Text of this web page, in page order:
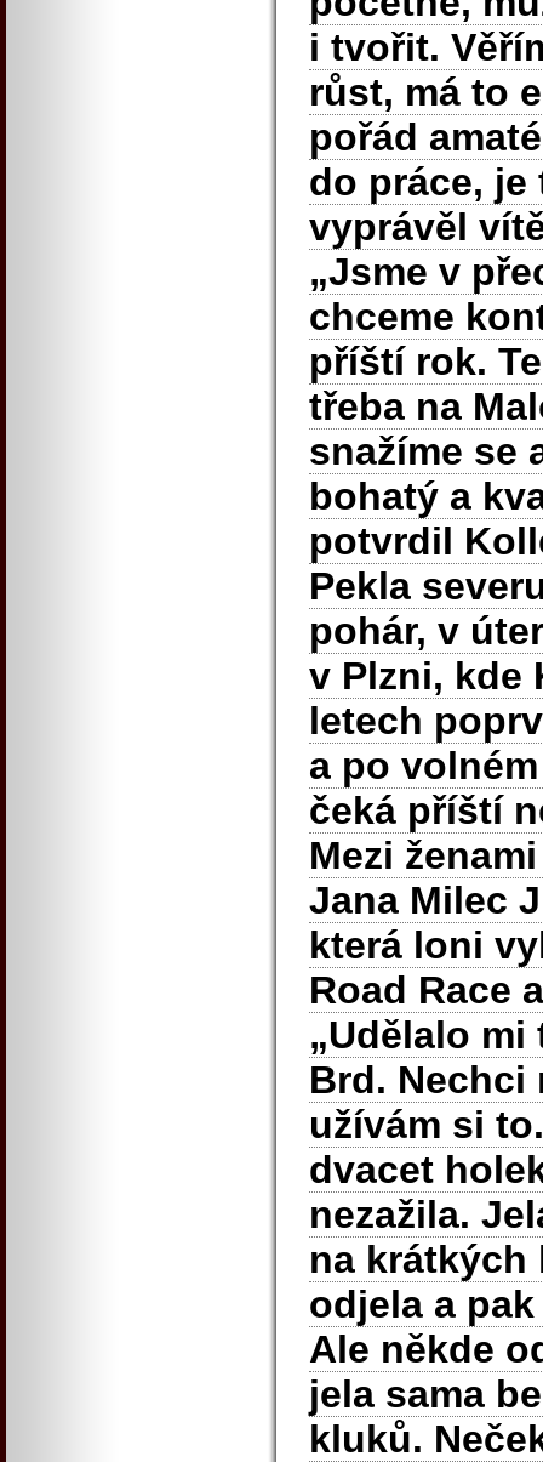
i tvořit.
růst, má to
pořád
do práce, je
vyprávěl
„Jsme v
chceme
příští rok.
třeba na
snažíme se
bohatý a
potvrdil
Pekla
pohár, v
v Plzni, kde
letech
a po
čeká příští
Mezi
Jana Milec
která loni
Road Race
„Udělalo
Brd. Nechci
užívám si
dvacet
nezažila.
na krátkých
odjela a
Ale někde
jela sama
kluků.